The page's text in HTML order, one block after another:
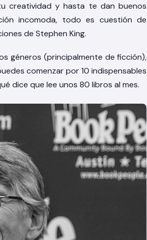
creatividad y hasta te dan buenos
incomoda, todo es cuestión de
de Stephen King.
géneros (principalmente de ficción),
comenzar por 10 indispensables
dice que lee unos 80 libros al mes.